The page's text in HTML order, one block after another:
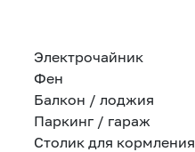
Электрочайник
Фен
Балкон / лоджия
Паркинг / гараж
Столик для кормления